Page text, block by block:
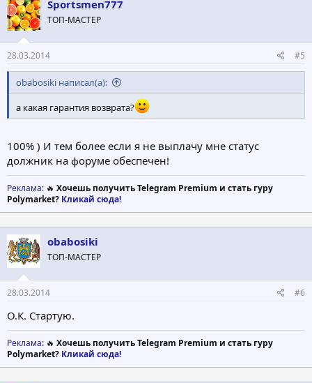
Sportsmen777
ТОП-МАСТЕР
28.03.2014 #5
obabosiki написал(а):
а какая гарантия возврата?
100% ) И тем более если я не выплачу мне статус
должник на форуме обеспечен!
Реклама: 🔥 Хочешь получить Telegram Premium и стать гуру
Polymarket? Кликай сюда!
obabosiki
ТОП-МАСТЕР
28.03.2014 #6
О.К. Стартую.
Реклама: 🔥 Хочешь получить Telegram Premium и стать гуру
Polymarket? Кликай сюда!